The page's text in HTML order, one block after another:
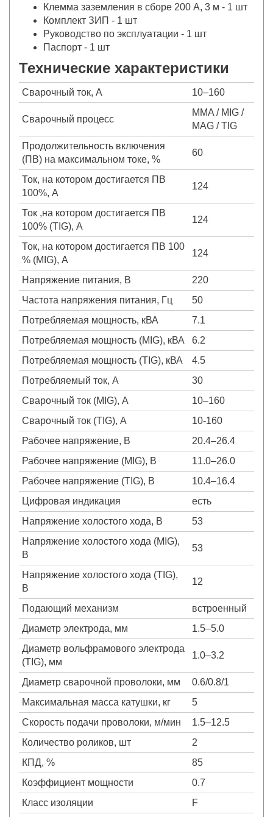
Клемма заземления в сборе 200 А, 3 м - 1 шт
Комплект ЗИП - 1 шт
Руководство по эксплуатации - 1 шт
Паспорт - 1 шт
Технические характеристики
Сварочный ток, А 10–160
Сварочный процесс
MMA / MIG /
MAG / TIG
Продолжительность включения
(ПВ) на максимальном токе, %
60
Ток, на котором достигается ПВ
100%, А
124
Ток ,на котором достигается ПВ
100% (TIG), А
124
Ток, на котором достигается ПВ 100
% (MIG), А
124
Напряжение питания, В
220
Частота напряжения питания, Гц
50
Потребляемая мощность, кВА
7.1
Потребляемая мощность (MIG), кВА
6.2
Потребляемая мощность (TIG), кВА
4.5
Потребляемый ток, А
30
Сварочный ток (MIG), А
10–160
Сварочный ток (TIG), А
10-160
Рабочее напряжение, В
20.4–26.4
Рабочее напряжение (MIG), В
11.0–26.0
Рабочее напряжение (TIG), В
10.4–16.4
Цифровая индикация
есть
Напряжение холостого хода, В
53
Напряжение холостого хода (MIG),
В
53
Напряжение холостого хода (TIG),
В
12
Подающий механизм
встроенный
Диаметр электрода, мм
1.5–5.0
Диаметр вольфрамового электрода
(TIG), мм
1.0–3.2
Диаметр сварочной проволоки, мм
0.6/0.8/1
Максимальная масса катушки, кг
5
Скорость подачи проволоки, м/мин
1.5–12.5
Количество роликов, шт
2
КПД, %
85
Коэффициент мощности
0.7
Класс изоляции
F